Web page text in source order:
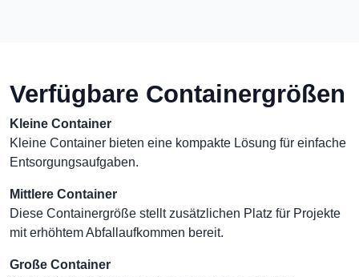
Verfügbare Containergrößen
Kleine Container
Kleine Container bieten eine kompakte Lösung für einfache
Entsorgungsaufgaben.
Mittlere Container
Diese Containergröße stellt zusätzlichen Platz für Projekte
mit erhöhtem Abfallaufkommen bereit.
Große Container